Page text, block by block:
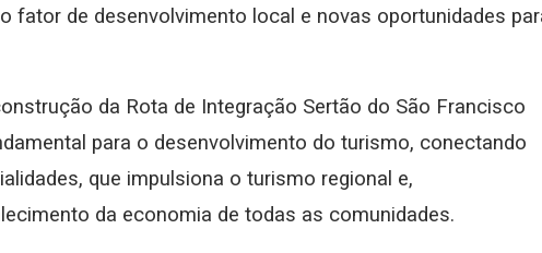
fator de desenvolvimento local e novas oportunidades
da Rota de Integração Sertão do São Francisco
para o desenvolvimento do turismo, conectando
que impulsiona o turismo regional e,
da economia de todas as comunidades.